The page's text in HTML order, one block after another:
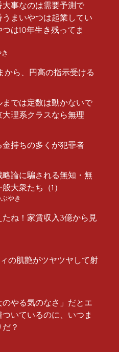
事なのは需要予測で
まいやつは起業してい
は10年生き残ってま
から、円高の指示受ける
では定数は動かないで
理系クラスなら無理
持ちの多くが犯罪者
論に騙される無知・無
大衆たち（1）
やき
ね！家賃収入3億から見
の肌艶がツヤツヤして射
やる気のなさ」だとエ
いているのに、いつま
？